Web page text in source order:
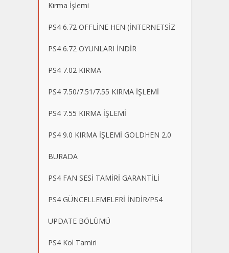
Kırma İşlemi
PS4 6.72 OFFLİNE HEN (İNTERNETSİZ
PS4 6.72 OYUNLARI İNDİR
PS4 7.02 KIRMA
PS4 7.50/7.51/7.55 KIRMA İŞLEMİ
PS4 7.55 KIRMA İŞLEMİ
PS4 9.0 KIRMA İŞLEMİ GOLDHEN 2.0
BURADA
PS4 FAN SESİ TAMİRİ GARANTİLİ
PS4 GÜNCELLEMELERİ İNDİR/PS4
UPDATE BÖLÜMÜ
PS4 Kol Tamiri